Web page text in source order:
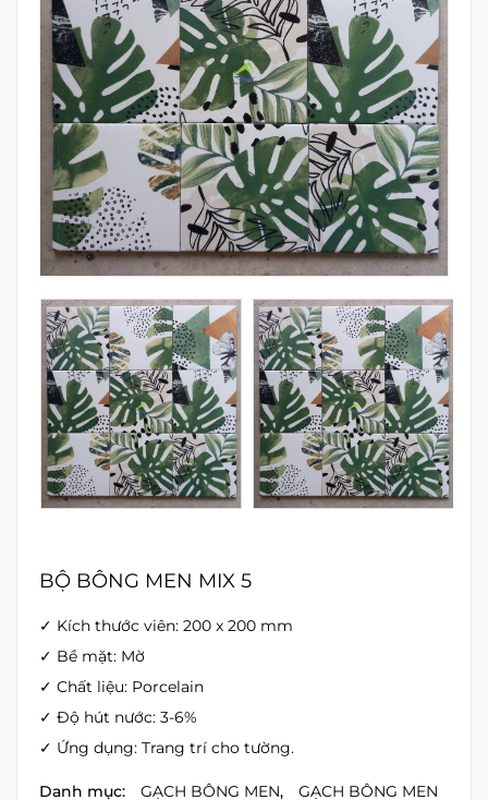
BỘ BÔNG MEN MIX 5
✓ Kích thước viên: 200 x 200 mm
✓ Bề mặt: Mờ
✓ Chất liệu: Porcelain
✓ Độ hút nước: 3-6%
✓ Ứng dụng: Trang trí cho tường.
Danh mục: GẠCH BÔNG MEN,
GẠCH BÔNG MEN